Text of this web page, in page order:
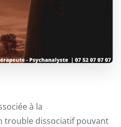
à la
trouble dissociatif pouvant